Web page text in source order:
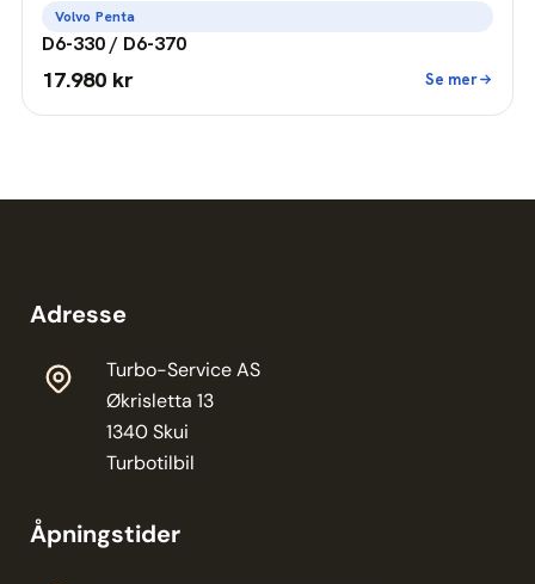
Volvo Penta
D6-330 / D6-370
17.980 kr Se mer
Adresse
Turbo-Service AS
Økrisletta 13
1340 Skui
Turbotilbil
Åpningstider